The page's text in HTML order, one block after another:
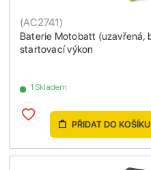
Baterie Motobatt (uzavřená,
startovací výkon
(AC2741)
1 Skladem
PŘIDAT DO KOŠÍKU